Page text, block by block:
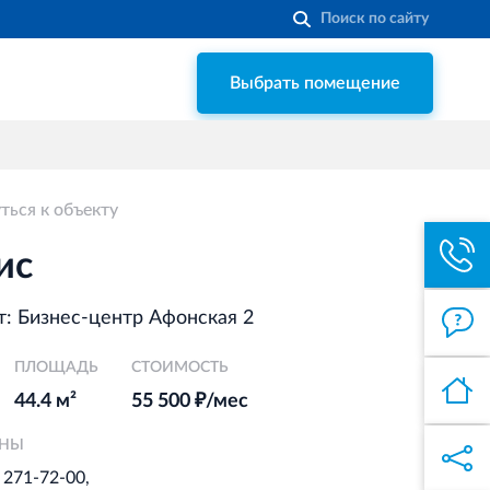
Строительная система ROSSTRO‐
Торгово-развлекательный центр
Вернисаж в Кингисеппе
Выбрать помещение
к объекту
Бизнес-центр Афонская 2
ПЛОЩАДЬ
44.4 м²
СТОИМОСТЬ
55 500 ₽/мес
271-72-00